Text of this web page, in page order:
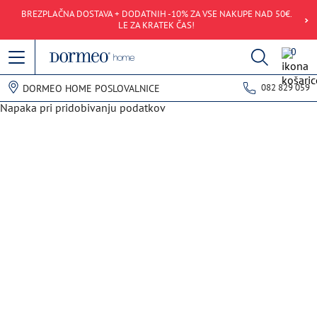
BREZPLAČNA DOSTAVA + DODATNIH -10% ZA VSE NAKUPE NAD 50€.
LE ZA KRATEK ČAS!
0
DORMEO HOME POSLOVALNICE 082 829 059
Napaka pri pridobivanju podatkov